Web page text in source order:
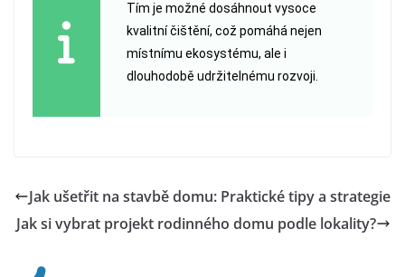
Tím je možné dosáhnout vysoce
kvalitní čištění, což pomáhá nejen
místnímu ekosystému, ale i
dlouhodobě udržitelnému rozvoji.
Jak ušetřit na stavbě domu: Praktické tipy a strategie
Jak si vybrat projekt rodinného domu podle lokality?